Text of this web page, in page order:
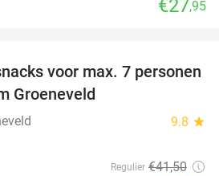
€27,95
40%
voor max. 7 personen
Groeneveld
9.8 star
Regulier €41,50